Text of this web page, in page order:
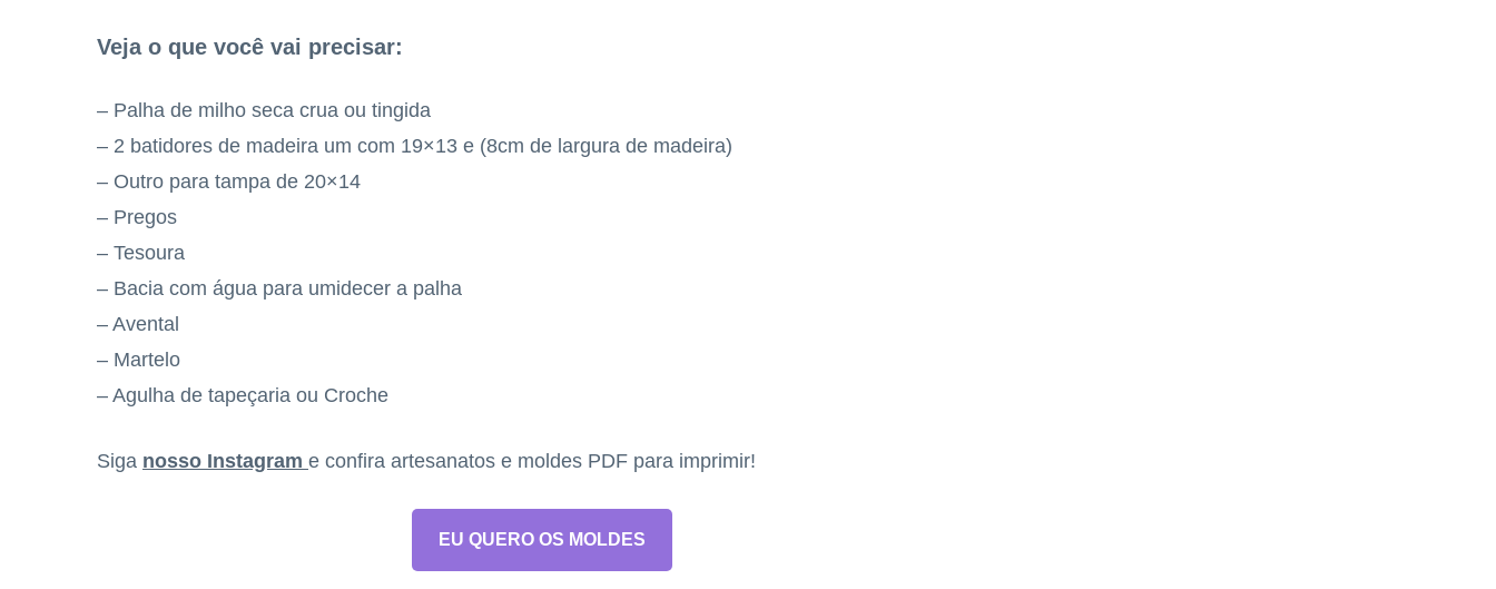
Veja o que você vai precisar:
– Palha de milho seca crua ou tingida
– 2 batidores de madeira um com 19×13 e (8cm de largura de madeira)
– Outro para tampa de 20×14
– Pregos
– Tesoura
– Bacia com água para umidecer a palha
– Avental
– Martelo
– Agulha de tapeçaria ou Croche
Siga nosso Instagram e confira artesanatos e moldes PDF para imprimir!
EU QUERO OS MOLDES